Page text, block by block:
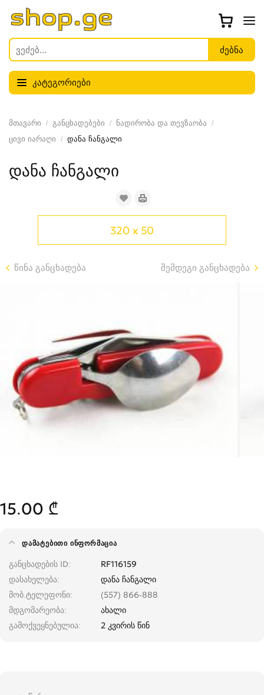
კატეგორიები
მთავარი განცხადებები
ნადირობა და თევზაობა
ცივი იარაღი
დანა ჩანგალი
დანა ჩანგალი
320 x 50
წინა განცხადება შემდეგი განცხადება
15.00 ₾
ᲓᲐᲛᲐᲢᲔᲑᲘᲗᲘ ᲘᲜᲤᲝᲠᲛᲐᲪᲘᲐ
განცხადების ID
RF116159
დასახელება
დანა ჩანგალი
მობ.ტელეფონი
(557) 866-888
მდგომარეობა
ახალი
გამოქვეყნებულია
2 კვირის წინ